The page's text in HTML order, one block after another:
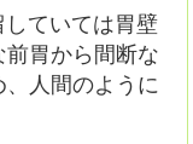
ていては胃壁
胃から間断な
人間のように